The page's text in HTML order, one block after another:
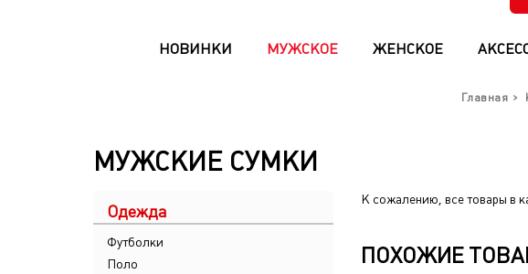
НОВИНКИ МУЖСКОЕ ЖЕНСКОЕ
Главная
МУЖСКИЕ СУМКИ
Одежда
Футболки
Поло
К сожалению, все товары в
ПОХОЖИЕ